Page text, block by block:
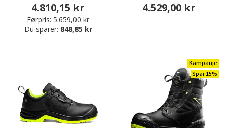
4.810,15 kr
Førpris: 5.659,00 kr
Du sparer: 848,85 kr
4.529,00 kr
Kampanje
Spar 15%